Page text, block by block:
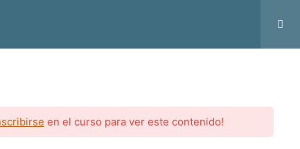
en el curso para ver este contenido!